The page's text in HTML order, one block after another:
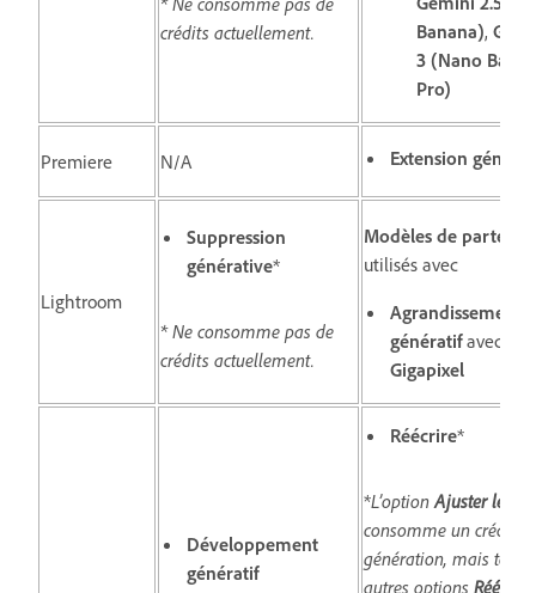
crédits actuellement.
Banana),
3 (Nano
Pro)
Premiere N/A Extension
Lightroom
Suppression
générative*
* Ne consomme pas de
crédits actuellement.
Modèles de
utilisés avec
Agrandissement
génératifavec
Gigapixel
Développement
génératif
Réécrire*
*L’option Ajuster le
consomme un crédit
génération, mais
autres options Réécrire